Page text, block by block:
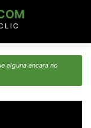
alguna encara no